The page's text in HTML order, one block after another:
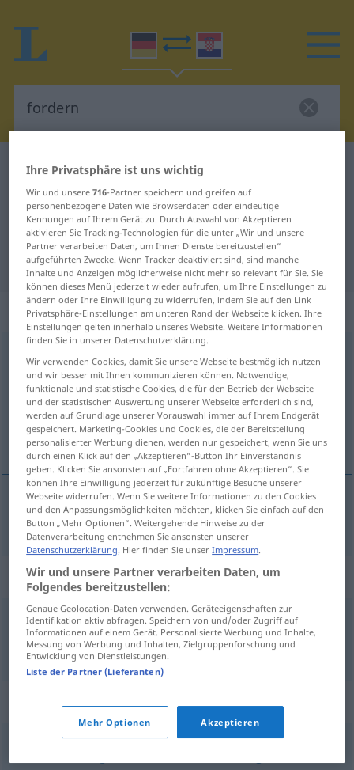
Deutsch-Kroatisch Wörterbuch
Deutsch-Kroatisch Übersetzung für
"fordern"
"fordern" Kroatisch Übersetzung
„fordern“
Übersicht aller Übersetzungen
(Für mehr Details die Übersetzung anklicken/antippen)
[po-]tražiti, zahtijevati
[po-]tražiti,zahtijevati fordern
Beispielsätze für "fordern"
zumDuellfordern
izazvati(izazivati)nadvoboj
Synonyme für "fordern"
Ihre Privatsphäre ist uns wichtig
Wir und unsere716-Partner speichern und greifen auf
personenbezogene Daten wie Browserdaten oder eindeutige
Kennungen auf Ihrem Gerät zu. Durch Auswahl von Akzeptieren
aktivieren Sie Tracking-Technologien für die unter „Wir und unsere
Partner verarbeiten Daten, um Ihnen Dienste bereitzustellen“
aufgeführten Zwecke. Wenn Tracker deaktiviert sind, sind manche
Inhalte und Anzeigen möglicherweise nicht mehr so relevant für Sie. Sie
können dieses Menü jederzeit wieder aufrufen, um Ihre Einstellungen zu
ändern oder Ihre Einwilligung zu widerrufen, indem Sie auf den Link
Privatsphäre-Einstellungen am unteren Rand der Webseite klicken. Ihre
Einstellungen gelten innerhalb unseres Website. Weitere Informationen
finden Sie in unserer Datenschutzerklärung.
Wir verwenden Cookies, damit Sie unsere Webseite bestmöglich nutzen
und wir besser mit Ihnen kommunizieren können. Notwendige,
funktionale und statistische Cookies, die für den Betrieb der Webseite
und der statistischen Auswertung unserer Webseite erforderlich sind,
werden auf Grundlage unserer Vorauswahl immer auf Ihrem Endgerät
gespeichert. Marketing-Cookies und Cookies, die der Bereitstellung
personalisierter Werbung dienen, werden nur gespeichert, wenn Sie uns
durch einen Klick auf den „Akzeptieren“-Button Ihr Einverständnis
geben. Klicken Sie ansonsten auf „Fortfahren ohne Akzeptieren“. Sie
können Ihre Einwilligung jederzeit für zukünftige Besuche unserer
Webseite widerrufen. Wenn Sie weitere Informationen zu den Cookies
und den Anpassungsmöglichkeiten möchten, klicken Sie einfach auf den
Button „Mehr Optionen“. Weitergehende Hinweise zu der
Datenverarbeitung entnehmen Sie ansonsten unserer
Datenschutzerklärung. Hier finden Sie unserImpressum.
Wir und unsere Partner verarbeiten Daten, um
Folgendes bereitzustellen:
Genaue Geolocation-Daten verwenden. Geräteeigenschaften zur
Identifikation aktiv abfragen. Speichern von und/oder Zugriff auf
Informationen auf einem Gerät. Personalisierte Werbung und Inhalte,
Messung von Werbung und Inhalten, Zielgruppenforschung und
Entwicklung von Dienstleistungen.
Liste der Partner (Lieferanten)
Mehr Optionen Akzeptieren